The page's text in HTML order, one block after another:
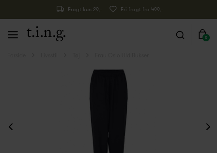
Fragt kun 29,- Fri fragt fra 499,-
0